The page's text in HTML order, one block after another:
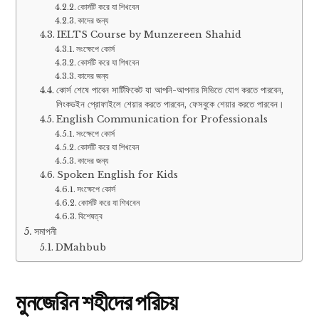
কোর্সটি করে যা শিখবেন
কাদের জন্য
IELTS Course by Munzereen Shahid
সংক্ষেপে কোর্স
কোর্সটি করে যা শিখবেন
কাদের জন্য
কোর্স শেষে পাবেন সার্টিফিকেট যা আপনি-আপনার সিভিতে যোগ করতে পারবেন,
লিংকডইন প্রোফাইলে শেয়ার করতে পারবেন, ফেসবুকে শেয়ার করতে পারবেন।
English Communication for Professionals
সংক্ষেপে কোর্স
কোর্সটি করে যা শিখবেন
কাদের জন্য
Spoken English for Kids
সংক্ষেপে কোর্স
কোর্সটি করে যা শিখবেন
বিশেষত্ব
সমাপনী
DMahbub
মুনজেরিন শহীদের পরিচয়